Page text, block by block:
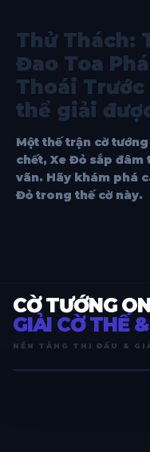
Thử Thách:
Đao Toa
Thoái Trước
thể giải
Một thế trận cờ
chết, Xe Đỏ sắp
vãn. Hãy khám phá
Đỏ trong thế cờ này.
CỜ TƯỚNG
GIẢI CỜ THẾ
NỀN TẢNG THI ĐẤU &